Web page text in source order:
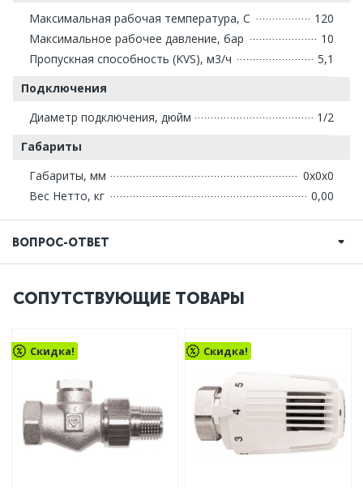
Максимальная рабочая температура, С
120
Максимальное рабочее давление, бар
10
Пропускная способность (KVS), м3/ч
5,1
Подключения
Диаметр подключения, дюйм
1/2
Габариты
Габариты, мм
0х0х0
Вес Нетто, кг
0,00
ВОПРОС-ОТВЕТ
СОПУТСТВУЮЩИЕ ТОВАРЫ
Скидка! Скидка!